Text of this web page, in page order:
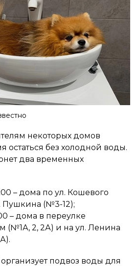
некоторых домов
остаться без холодной воды.
два временных
– дома по ул. Кошевого
Пушкина (№3-12);
– дома в переулке
(№1А, 2, 2А) и на ул. Ленина
подвоз воды для